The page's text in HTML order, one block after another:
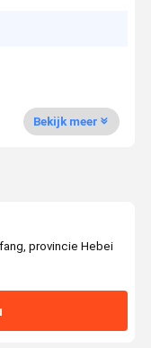
Bekijk meer
provincie Hebei